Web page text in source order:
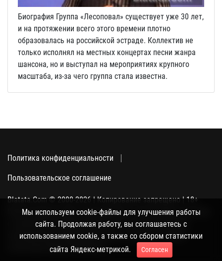
Биография Группа «Лесоповал» существует уже 30 лет,
и на протяжении всего этого времени плотно
образовалась на российской эстраде. Коллектив не
только исполнял на местных концертах песни жанра
шансона, но и выступал на мероприятиях крупного
масштаба, из-за чего группа стала известна.
Политика конфиденциальности
Пользовательское соглашение
Blatata.Com © 2000-2026 | Копирование запрещено | 18+
Использование сайта подразумевает ваше полное согласие
с политикой конфиденциальности, пользовательским
соглашением и поддержкой куки, а также со сбором
статистики Яндекс-метрикой.
Мы используем cookie-файлы для улучшения работы
сайта. Продолжая работу, вы соглашаетесь с
использованием cookie, а также со сбором статистики
сайта Яндекс-метрикой.
Согласен